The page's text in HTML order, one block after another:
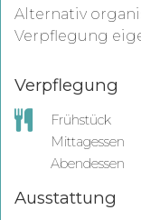
Alternativ
Verpflegung
Verpflegung
Frühstück
Mittagessen
Abendessen
Ausstattung